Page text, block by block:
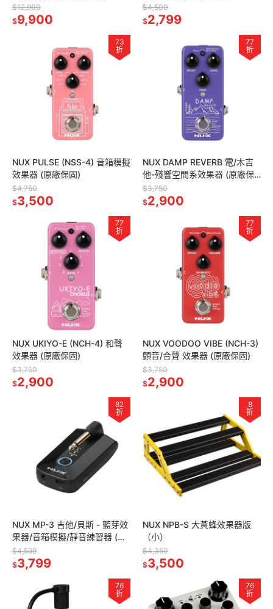
$12,900
$9,900
$4,500
$2,799
73
折
NUX PULSE (NSS-4) 音箱模擬
效果器 (原廠保固)
$4,750
$3,500
77
折
NUX DAMP REVERB 電/木吉
他-殘響空間系效果器 (原廠保
固)
$3,750
$2,900
77
折
NUX UKIYO-E (NCH-4) 和聲
效果器 (原廠保固)
$3,750
$2,900
77
折
NUX VOODOO VIBE (NCH-3)
顫音/合聲 效果器 (原廠保固)
$3,750
$2,900
82
折
NUX MP-3 吉他/貝斯 - 藍芽效
果器/音箱模擬/靜音練習器 (原
廠保固)
$4,599
$3,799
8
折
NUX NPB-S 大黃蜂效果器版
（小）
$4,350
$3,500
76
折
76
折